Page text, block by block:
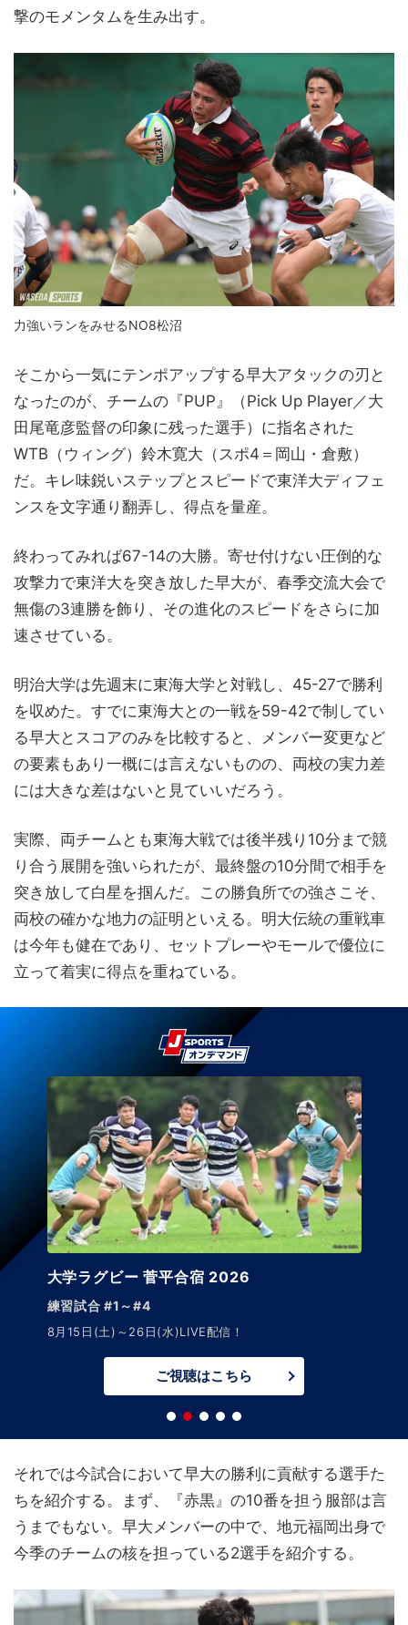
撃のモメンタムを生み出す。
力強いランをみせるNO8松沼
そこから一気にテンポアップする早大アタックの刃と
なったのが、チームの『PUP』（Pick Up Player／大
田尾竜彦監督の印象に残った選手）に指名された
WTB（ウィング）鈴木寛大（スポ4＝岡山・倉敷）
だ。キレ味鋭いステップとスピードで東洋大ディフェ
ンスを文字通り翻弄し、得点を量産。
終わってみれば67-14の大勝。寄せ付けない圧倒的な
攻撃力で東洋大を突き放した早大が、春季交流大会で
無傷の3連勝を飾り、その進化のスピードをさらに加
速させている。
明治大学は先週末に東海大学と対戦し、45-27で勝利
を収めた。すでに東海大との一戦を59-42で制してい
る早大とスコアのみを比較すると、メンバー変更など
の要素もあり一概には言えないものの、両校の実力差
には大きな差はないと見ていいだろう。
実際、両チームとも東海大戦では後半残り10分まで競
り合う展開を強いられたが、最終盤の10分間で相手を
突き放して白星を掴んだ。この勝負所での強さこそ、
両校の確かな地力の証明といえる。明大伝統の重戦車
は今年も健在であり、セットプレーやモールで優位に
立って着実に得点を重ねている。
大学ラグビー 菅平合宿 2026
練習試合 #1～#4
8月15日(土)～26日(水)LIVE配信！
ご視聴はこちら
それでは今試合において早大の勝利に貢献する選手た
ちを紹介する。まず、『赤黒』の10番を担う服部は言
うまでもない。早大メンバーの中で、地元福岡出身で
今季のチームの核を担っている2選手を紹介する。